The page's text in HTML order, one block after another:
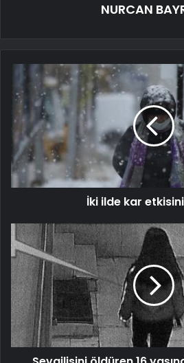
NURCAN
İki ilde kar etkisini